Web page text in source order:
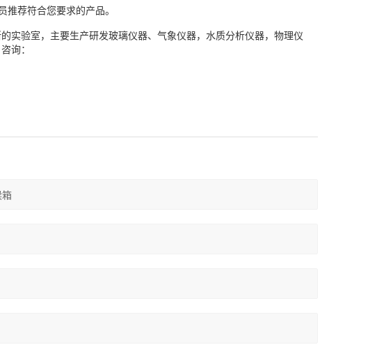
推荐符合您要求的产品。
实验室，主要生产研发玻璃仪器、气象仪器，水质分析仪器，物理仪
询：